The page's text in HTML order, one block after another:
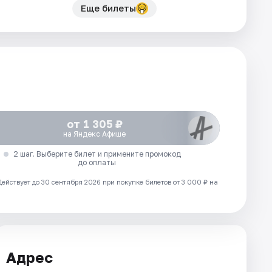
Еще билеты
от 1 305 ₽
на Яндекс Афише
2 шаг. Выберите билет и примените промокод
до оплаты
до 30 сентября 2026 при покупке билетов от 3 000 ₽ на
Адрес